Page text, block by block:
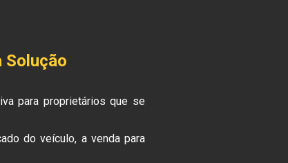
Solução
para proprietários que se
do veículo, a venda para